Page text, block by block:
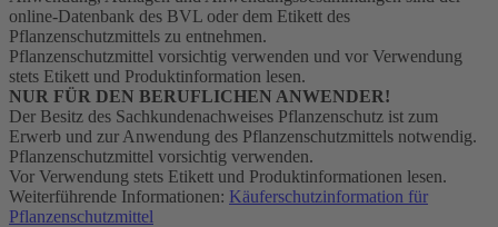
online-Datenbank des BVL oder dem Etikett des
Pflanzenschutzmittels zu entnehmen.
Pflanzenschutzmittel vorsichtig verwenden und vor Verwendung
stets Etikett und Produktinformation lesen.
NUR FÜR DEN BERUFLICHEN ANWENDER!
Der Besitz des Sachkundenachweises Pflanzenschutz ist zum
Erwerb und zur Anwendung des Pflanzenschutzmittels notwendig.
Pflanzenschutzmittel vorsichtig verwenden.
Vor Verwendung stets Etikett und Produktinformationen lesen.
Weiterführende Informationen: Käuferschutzinformation für
Pflanzenschutzmittel